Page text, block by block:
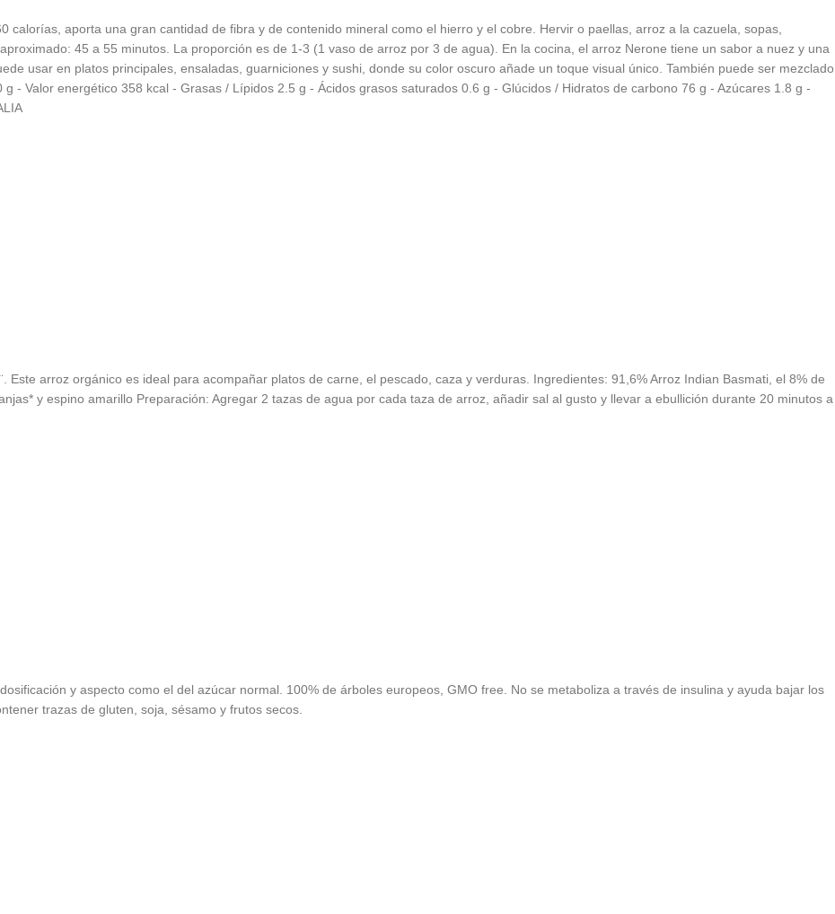
calorías, aporta una gran cantidad de fibra y de contenido mineral como el hierro y el cobre. Hervir o paellas, arroz a la cazuela, sopas,
45 a 55 minutos. La proporción es de 1-3 (1 vaso de arroz por 3 de agua). En la cocina, el arroz Nerone tiene un sabor a nuez y una
usar en platos principales, ensaladas, guarniciones y sushi, donde su color oscuro añade un toque visual único. También puede ser mezclado
- Valor energético 358 kcal - Grasas / Lípidos 2.5 g - Ácidos grasos saturados 0.6 g - Glúcidos / Hidratos de carbono 76 g - Azúcares 1.8 g -
Este arroz orgánico es ideal para acompañar platos de carne, el pescado, caza y verduras. Ingredientes: 91,6% Arroz Indian Basmati, el 8% de
y espino amarillo Preparación: Agregar 2 tazas de agua por cada taza de arroz, añadir sal al gusto y llevar a ebullición durante 20 minutos a
y aspecto como el del azúcar normal. 100% de árboles europeos, GMO free. No se metaboliza a través de insulina y ayuda bajar los
trazas de gluten, soja, sésamo y frutos secos.